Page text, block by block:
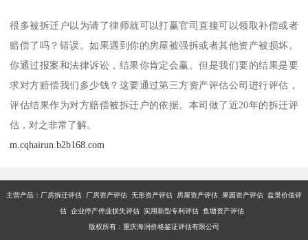
很多被拆迁户以为请了律师就可以打赢官司直接可以领取补偿或者
赔偿了吗？错误。如果遇到你的房屋被强拆或者其他资产被损坏。
你通过报案和法律诉讼，结果你肯定会赢。但是我们要的结果是要
求对方赔偿我们多少钱？这要通过第三方资产评估公司进行评估，
评估结果作为对方赔偿被拆迁户的依据。本司做了近20年的拆迁评
估，对之非常了解。
m.cqhairun.b2b168.com
主营产品：厂房拆迁评估 厂房资产评估 无形资产评估 房屋资产评估 果园资产评估 盆景价值评
估 企业停产停业损失评估 实用新型专利评估 鱼塘资产评估
版权所有：重庆海润价格鉴证评估有限公司